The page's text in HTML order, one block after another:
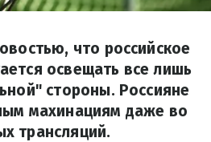
что российское
освещать все лишь
стороны. Россияне
махинациям даже во
трансляций.